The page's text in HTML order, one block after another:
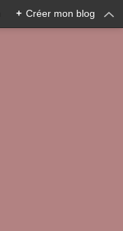
+ Créer mon blog